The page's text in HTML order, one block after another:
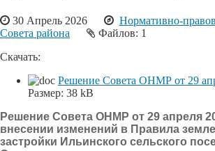
30 Апрель 2026 Нормативно-
Совета района
Файлов: 1
Скачать:
Решение Совета ОНМР от 29
Размер: 38 kB
Решение Совета ОНМР от 29 апреля
внесении изменений в Правила
застройки Ильинского сельского